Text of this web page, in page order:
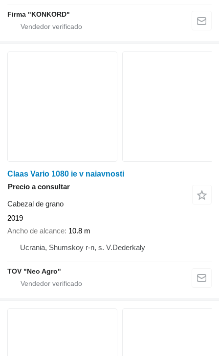
Firma "KONKORD"
Claas Vario 1080 ie v naiavnosti
Precio a consultar
Cabezal de grano
2019
Ancho de alcance 10.8 m
Ucrania, Shumskoy r-n, s. V.Dederkaly
TOV "Neo Agro"